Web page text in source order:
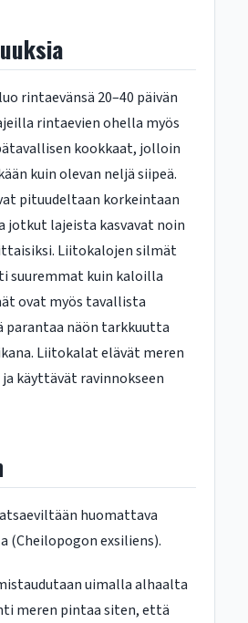
rintaevänsä 20–40 päivän
rintaevien ohella myös
kookkaat, jolloin
kuin olevan neljä siipeä.
pituudeltaan korkeintaan
jotkut lajeista kasvavat noin
Liitokalojen silmät
suuremmat kuin kaloilla
ovat myös tavallista
näön tarkkuutta
Liitokalat elävät meren
käyttävät ravinnokseen
huomattava
(Cheilopogon exsiliens).
uimalla alhaalta
meren pintaa siten, että